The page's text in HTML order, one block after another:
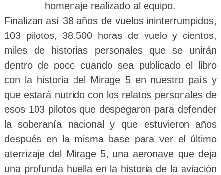
homenaje realizado al equipo.
Finalizan así 38 años de vuelos ininterrumpidos,
103 pilotos, 38.500 horas de vuelo y cientos,
miles de historias personales que se unirán
dentro de poco cuando sea publicado el libro
con la historia del Mirage 5 en nuestro país y
que estará nutrido con los relatos personales de
esos 103 pilotos que despegaron para defender
la soberanía nacional y que estuvieron años
después en la misma base para ver el último
aterrizaje del Mirage 5, una aeronave que deja
una profunda huella en la historia de la aviación